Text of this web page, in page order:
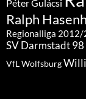
Péter Gulácsi
Ralph
Regionalliga
SV Darmstadt 98
VfL Wolfsburg